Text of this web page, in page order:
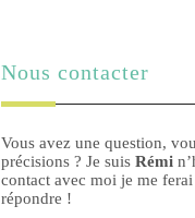
Le Luxueux
Bienvenue dans notre
appartement moderne
sein du prestigieux
Nous contacter
Vous avez une question,
précisions ? Je suis Rémi
contact avec moi je me
répondre !